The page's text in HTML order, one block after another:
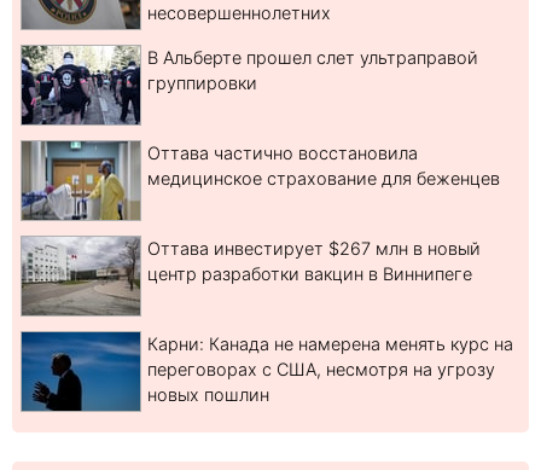
несовершеннолетних
В Альберте прошел слет ультраправой
группировки
Оттава частично восстановила
медицинское страхование для беженцев
Оттава инвестирует $267 млн в новый
центр разработки вакцин в Виннипеге
Карни: Канада не намерена менять курс на
переговорах с США, несмотря на угрозу
новых пошлин